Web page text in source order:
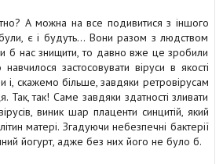
А можна на все подивитися з іншого
були, є і будуть… Вони разом з людством
б нас знищити, то давно вже це зробили
застосовувати віруси в якості
і, скажемо більше, завдяки ретровірусам
Так, так! Саме завдяки здатності зливати
виник шар плаценти синцитій, який
матері. Згадуючи небезпечні бактерії
йогурт, адже без них його не було б.